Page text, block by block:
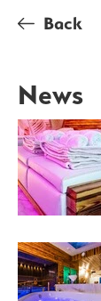
Back
News